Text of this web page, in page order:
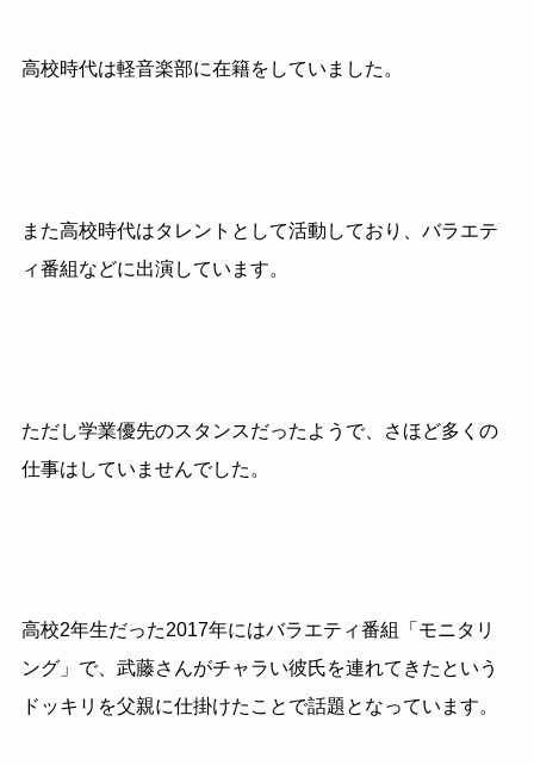
高校時代は軽音楽部に在籍をしていました。
また高校時代はタレントとして活動しており、バラエテ
ィ番組などに出演しています。
ただし学業優先のスタンスだったようで、さほど多くの
仕事はしていませんでした。
高校2年生だった2017年にはバラエティ番組「モニタリ
ング」で、武藤さんがチャラい彼氏を連れてきたという
ドッキリを父親に仕掛けたことで話題となっています。